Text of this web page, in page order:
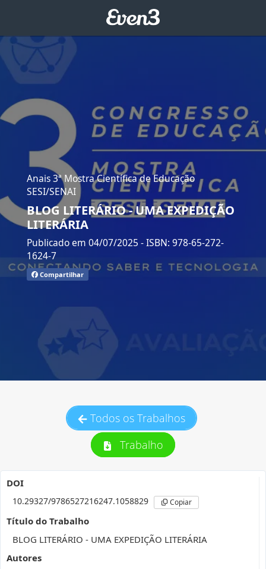
Anais 3ª Mostra Científica de Educação
SESI/SENAI
BLOG LITERÁRIO - UMA EXPEDIÇÃO
LITERÁRIA
Publicado em 04/07/2025 - ISBN: 978-65-272-
1624-7
Compartilhar
Todos os Trabalhos
Trabalho
DOI
10.29327/9786527216247.1058829 Copiar
Título do Trabalho
BLOG LITERÁRIO - UMA EXPEDIÇÃO LITERÁRIA
Autores